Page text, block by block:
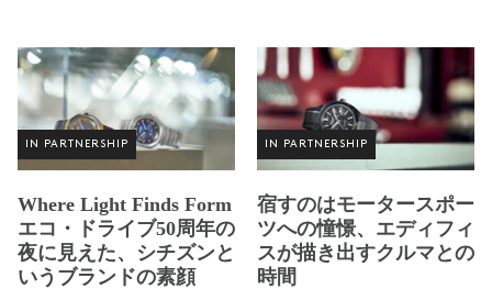
IN PARTNERSHIP
Where Light Finds Form
エコ・ドライブ50周年の
夜に見えた、シチズンと
いうブランドの素顔
IN PARTNERSHIP
宿すのはモータースポー
ツへの憧憬、エディフィ
スが描き出すクルマとの
時間